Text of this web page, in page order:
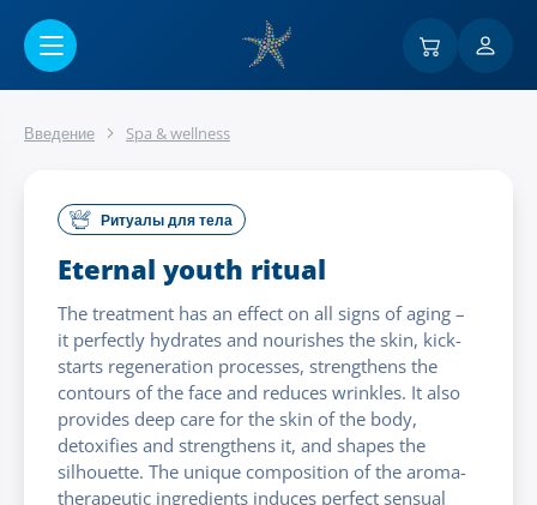
Введение Spa & wellness
Ритуалы для тела
Eternal youth ritual
The treatment has an effect on all signs of aging –
it perfectly hydrates and nourishes the skin, kick-
starts regeneration processes, strengthens the
contours of the face and reduces wrinkles. It also
provides deep care for the skin of the body,
detoxifies and strengthens it, and shapes the
silhouette. The unique composition of the aroma-
therapeutic ingredients induces perfect sensual